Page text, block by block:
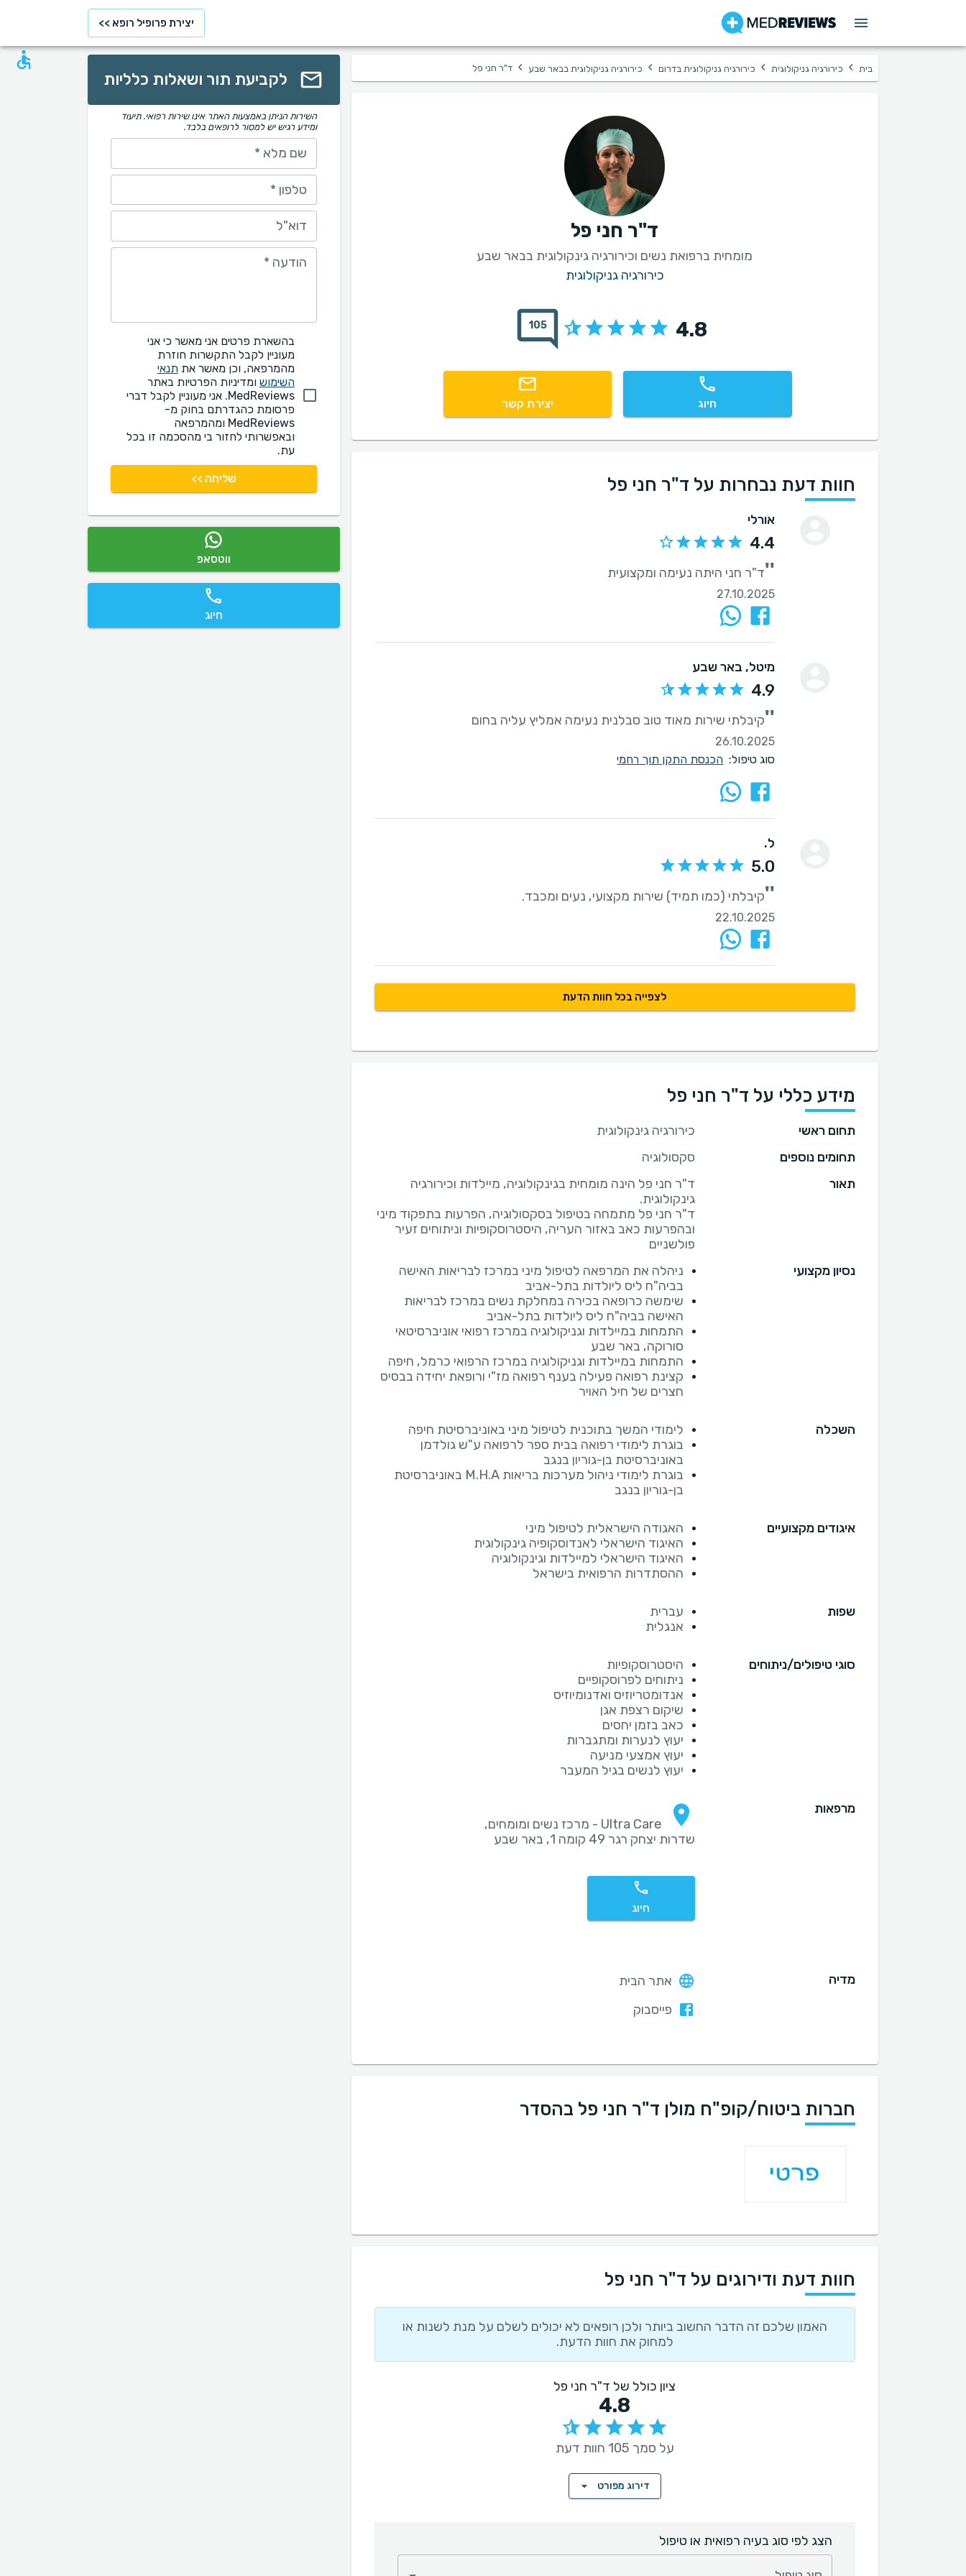
יצירת פרופיל רופא >>
בית › כירורגיה גניקולוגית › כירורגיה גניקולוגית בדרום › כירורגיה גניקולוגית בבאר שבע › ד"ר חני פל
ד"ר חני פל
מומחית ברפואת נשים וכירורגיה גינקולוגית בבאר שבע
כירורגיה גניקולוגית
4.8
105
חיוג יצירת קשר
חוות דעת נבחרות על ד"ר חני פל
אורלי
4.4
''ד"ר חני היתה נעימה ומקצועית
27.10.2025
מיטל, באר שבע
4.9
''קיבלתי שירות מאוד טוב סבלנית נעימה אמליץ עליה בחום
26.10.2025
סוג טיפול: הכנסת התקן תוך רחמי
ל.
5.0
''קיבלתי (כמו תמיד) שירות מקצועי, נעים ומכבד.
22.10.2025
לצפייה בכל חוות הדעת
מידע כללי על ד"ר חני פל
תחום ראשי
כירורגיה גינקולוגית
תחומים נוספים
סקסולוגיה
תאור
ד"ר חני פל הינה מומחית בגינקולוגיה, מיילדות וכירורגיה
ד"ר חני פל מתמחה בטיפול בסקסולוגיה, הפרעות בתפקוד מיני
ובהפרעות כאב באזור העריה, היסטרוסקופיות וניתוחים זעיר
פולשניים
נסיון מקצועי
ניהלה את המרפאה לטיפול מיני במרכז לבריאות האישה
בביה"ח ליס ליולדות בתל-אביב
שימשה כרופאה בכירה במחלקת נשים במרכז לבריאות
האישה בביה"ח ליס ליולדות בתל-אביב
התמחות ב​מיילדות וגניקולוגיה במרכז רפואי אוניברסיטאי
סורוקה, באר שבע
התמחות ב​מיילדות וגניקולוגיה במרכז הרפואי כרמל, חיפה
קצינת רפואה פעילה בענף רפואה מז"י ורופאת יחידה בבסיס
חצרים של חיל האויר
השכלה
לימודי המשך בתוכנית לטיפול מיני באוניברסיטת חיפה
בוגרת לימודי רפואה בבית ספר לרפואה ע"ש גולדמן
באוניברסיטת בן-גוריון בנגב
בוגרת לימודי ניהול מערכות בריאות M.H.A באוניברסיטת
בן-גוריון בנגב
איגודים מקצועיים
האגודה הישראלית לטיפול מיני
האיגוד הישראלי לאנדוסקופיה גינקולוגית
האיגוד הישראלי למיילדות וגינקולוגיה
ההסתדרות הרפואית בישראל
שפות
עברית
אנגלית
סוגי טיפולים/ניתוחים
היסטרוסקופיות
ניתוחים לפרוסקופיים
אנדומטריוזיס ואדנומיוזיס
שיקום רצפת אגן
כאב בזמן יחסים
יעוץ לנערות ומתגברות
יעוץ אמצעי מניעה
יעוץ לנשים בגיל המעבר
מרפאות
Ultra Care - מרכז נשים ומומחים,
שדרות יצחק רגר 49 קומה 1, באר שבע
חיוג
מדיה
אתר הבית
פייסבוק
חברות ביטוח/קופ"ח מולן ד"ר חני פל בהסדר
חוות דעת ודירוגים על ד"ר חני פל
האמון שלכם זה הדבר החשוב ביותר ולכן רופאים לא יכולים לשלם על מנת לשנות או
למחוק את חוות הדעת.
ציון כולל של ד"ר חני פל
4.8
על סמך 105 חוות דעת
דירוג מפורט
הצג לפי סוג בעיה רפואית או טיפול
לקביעת תור ושאלות כלליות
השירות הניתן באמצעות האתר אינו שירות רפואי. תיעוד
ומידע רגיש יש למסור לרופאים בלבד.
שם מלא *
טלפון *
דוא"ל
הודעה *
בהשארת פרטים אני מאשר כי אני
מעוניין לקבל התקשרות חוזרת
מהמרפאה, וכן מאשר אתתנאי
השימוש ומדיניות הפרטיות באתר
MedReviews. אני מעוניין לקבל דברי
פרסומת כהגדרתם בחוק מ-
MedReviews ומהמרפאה
ובאפשרותי לחזור בי מהסכמה זו בכל
עת.
שליחה >>
ווטסאפ
חיוג